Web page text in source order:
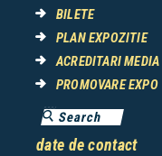
BILETE
PLAN EXPOZITIE
ACREDITARI MEDIA
PROMOVARE EXPO
date de contact